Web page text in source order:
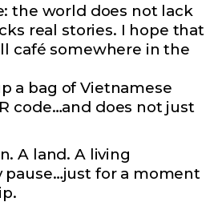
the world does not lack
real stories. I hope that
café somewhere in the
a bag of Vietnamese
code…and does not just
A land. A living
pause…just for a moment